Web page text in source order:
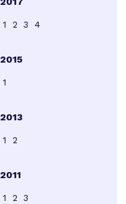
1 2 3 4
2015
1
2013
1 2
2011
1 2 3